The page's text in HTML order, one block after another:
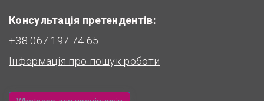
Консультація претендентів:
+38 067 197 74 65
Інформація про пошук роботи